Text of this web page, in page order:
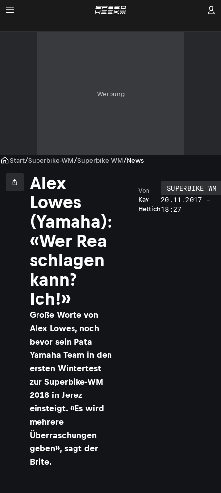
Werbung
Start/Superbike-WM /Superbike WM/News
Alex
Lowes
(Yamaha):
«Wer Rea
schlagen
kann?
Ich!»
Große Worte von
Alex Lowes, noch
bevor sein Pata
Yamaha Team in den
ersten Wintertest
zur Superbike-WM
2018 in Jerez
einsteigt. «Es wird
mehrere
Überraschungen
geben», sagt der
Brite.
Kay
Hettich
Von
SUPERBIKE WM
20.11.2017 -
18:27